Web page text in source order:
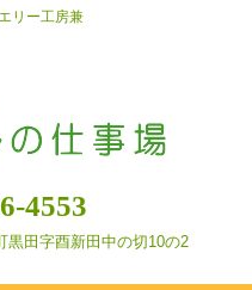
リー工房兼
4553
田字酉新田 中の切10の2